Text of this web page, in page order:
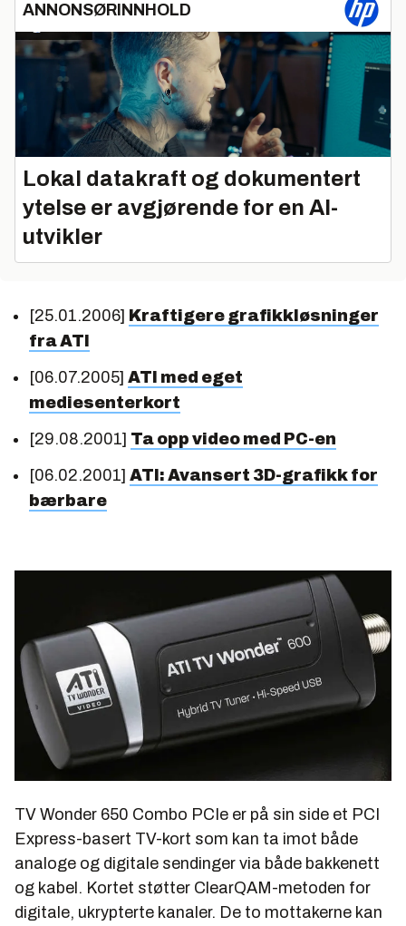
ANNONSØRINNHOLD
Lokal datakraft og dokumentert
ytelse er avgjørende for en AI-
utvikler
[25.01.2006] Kraftigere grafikkløsninger
fra ATI
[06.07.2005] ATI med eget
mediesenterkort
[29.08.2001] Ta opp video med PC-en
[06.02.2001] ATI: Avansert 3D-grafikk for
bærbare
TV Wonder 650 Combo PCIe er på sin side et PCI
Express-basert TV-kort som kan ta imot både
analoge og digitale sendinger via både bakkenett
og kabel. Kortet støtter ClearQAM-metoden for
digitale, ukrypterte kanaler. De to mottakerne kan